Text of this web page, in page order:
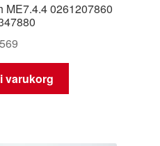
ME7.4.4 0261207860
569
varukorg